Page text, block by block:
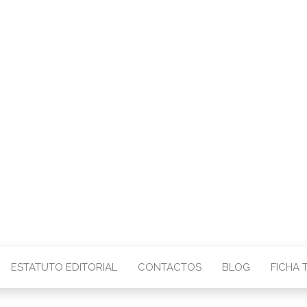
ESTATUTO EDITORIAL CONTACTOS BLOG FICHA